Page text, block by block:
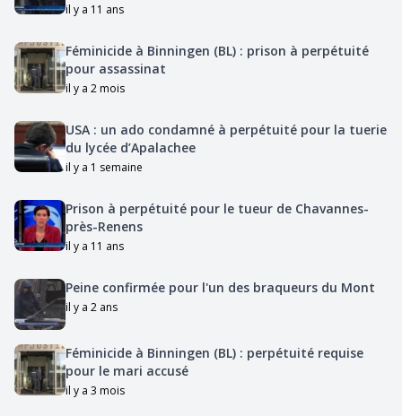
il y a 11 ans
Féminicide à Binningen (BL) : prison à perpétuité
pour assassinat
il y a 2 mois
USA : un ado condamné à perpétuité pour la tuerie
du lycée d’Apalachee
il y a 1 semaine
Prison à perpétuité pour le tueur de Chavannes-
près-Renens
il y a 11 ans
Peine confirmée pour l'un des braqueurs du Mont
il y a 2 ans
Féminicide à Binningen (BL) : perpétuité requise
pour le mari accusé
il y a 3 mois